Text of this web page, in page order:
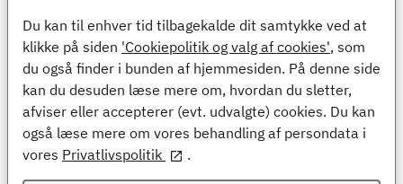
Du kan til enhver tid tilbagekalde dit samtykke ved at
klikke på siden 'Cookiepolitik og valg af cookies', som
du også finder i bunden af hjemmesiden. På denne side
kan du desuden læse mere om, hvordan du sletter,
afviser eller accepterer (evt. udvalgte) cookies. Du kan
også læse mere om vores behandling af persondata i
vores Privatlivspolitik .
Kongens Vænge 8
3400 Hillerød
Kontakt
(+45) 70 12 32 00
Digital post til Tjenestemandspension
Webtilgængelighed og cookies